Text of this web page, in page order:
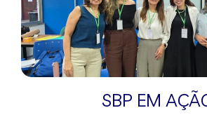
SBP EM